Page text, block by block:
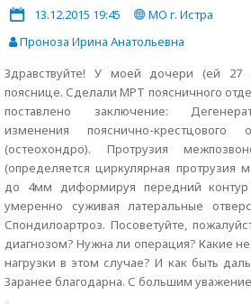
13.12.2015 19:45
МО г. Истра
Проноза Ирина Анатольевна
Здравствуйте! У моей дочери (ей
пояснице. Сделали МРТ поясничного
поставлено заключение:
изменения пояснично-крестцового
(остеохондро). Протрузия
(определяется циркулярная протрузия
до 4мм диформируя передний
умеренно суживая латеральные
Спондилоартроз. Посоветуйте,
диагнозом? Нужна ли операция? Какие
нагрузки в этом случае? И как быть
Заранее благодарна. С большим